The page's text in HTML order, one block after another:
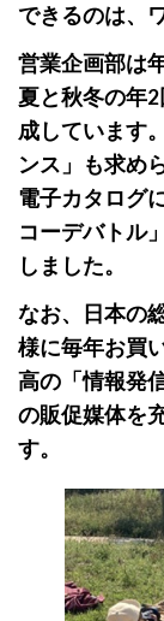
できるのは、
営業企画部は
夏と秋冬の年
成しています
ンス」も求め
電子カタログ
コーデバトル
しました。
なお、日本の
様に毎年お買
高の「情報発
の販促媒体を
す。